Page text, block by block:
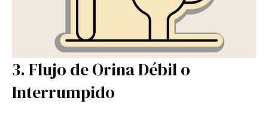
3. Flujo de Orina Débil o
Interrumpido